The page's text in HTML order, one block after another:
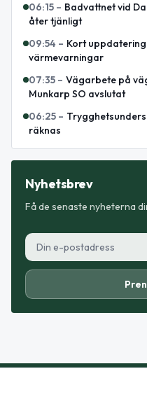
06:15 – Badvattnet vid
åter tjänligt
09:54 – Kort
värmevarningar
07:35 – Vägarbete på
Munkarp SO avslutat
06:25 –
räknas
Nyhetsbrev
Få de senaste nyheterna